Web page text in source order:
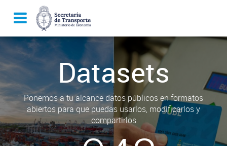
Datasets
Ponemos a tu alcance datos públicos en formatos
abiertos para que puedas usarlos, modificarlos y
compartirlos